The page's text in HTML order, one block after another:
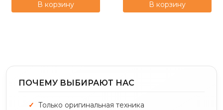
В корзину В корзину
ПОЧЕМУ ВЫБИРАЮТ НАС
Только оригинальная техника